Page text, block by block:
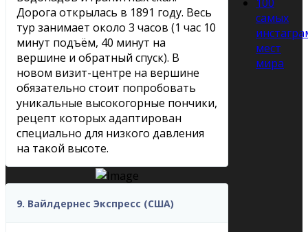
Дорога открылась в 1891 году. Весь
тур занимает около 3 часов (1 час 10
минут подъём, 40 минут на
вершине и обратный спуск). В
новом визит-центре на вершине
обязательно стоит попробовать
уникальные высокогорные пончики,
рецепт которых адаптирован
специально для низкого давления
на такой высоте.
9. Вайлдернес Экспресс (США)
100
самых
мест
мира